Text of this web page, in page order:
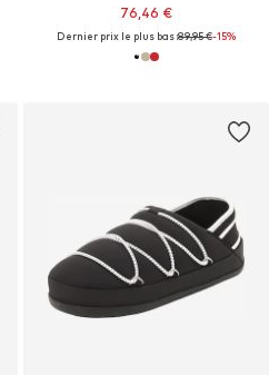
76,46 €
Dernier prix le plus bas :89,95 €-15%